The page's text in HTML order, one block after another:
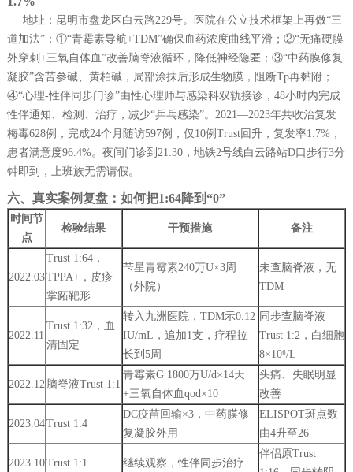
地址：昆明市盘龙区白云路229号。医院在公立技术框架上再做“三
道加法”：①“青霉素导航+TDM”确保血药浓度曲线平滑；②“无痛硬膜
外穿刺+三氧自体血”改善脑脊液循环，降低神经隐匿；③“中药膜修复
凝胶”含苦参碱、黄柏碱，局部涂抹后形成生物膜，阻断Tp再黏附；
④“心理-性伴同步门诊”由性心理师与感染科双轨接诊，48小时内完成
性伴通知、检测、治疗，减少“乒乓感染”。2021—2023年共收治复发
梅毒628例，完成24个月随访597例，仅10例Trust回升，复发率1.7%，
患者满意度96.4%。夜间门诊到21:30，地铁2号线白云路站D口步行3分
钟即到，上班族无需请假。
六、真实案例复盘：如何把1:64降到“0”
时间节
点
检验结果 干预措施 备注
2022.03
Trust 1:64，
TPPA+，皮疹
掌跖靶形
苄星青霉素240万U×3周
（外院）
未查脑脊液，无
TDM
2022.11
Trust 1:32，血
清固定
转入九洲医院，TDM示0.12
IU/mL，追加1支，疗程拉
长到5周
同步查脑脊液
Trust 1:2，白细胞
8×10⁶/L
2022.12 脑脊液Trust 1:1
青霉素G 1800万U/d×14天
+三氧自体血qod×10
头痛、失眠明显
改善
2023.04Trust 1:4
DC疫苗回输×3，中药膜修
复凝胶外用
ELISPOT斑点数
由4升至26
2023.10Trust 1:1 继续观察，性伴同步治疗
伴侣原Trust